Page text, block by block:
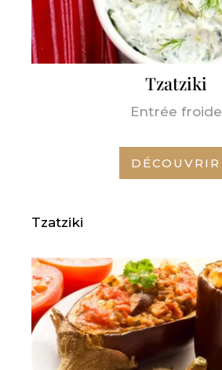
Tzatziki
Entrée froide
DÉCOUVRIR
Tzatziki